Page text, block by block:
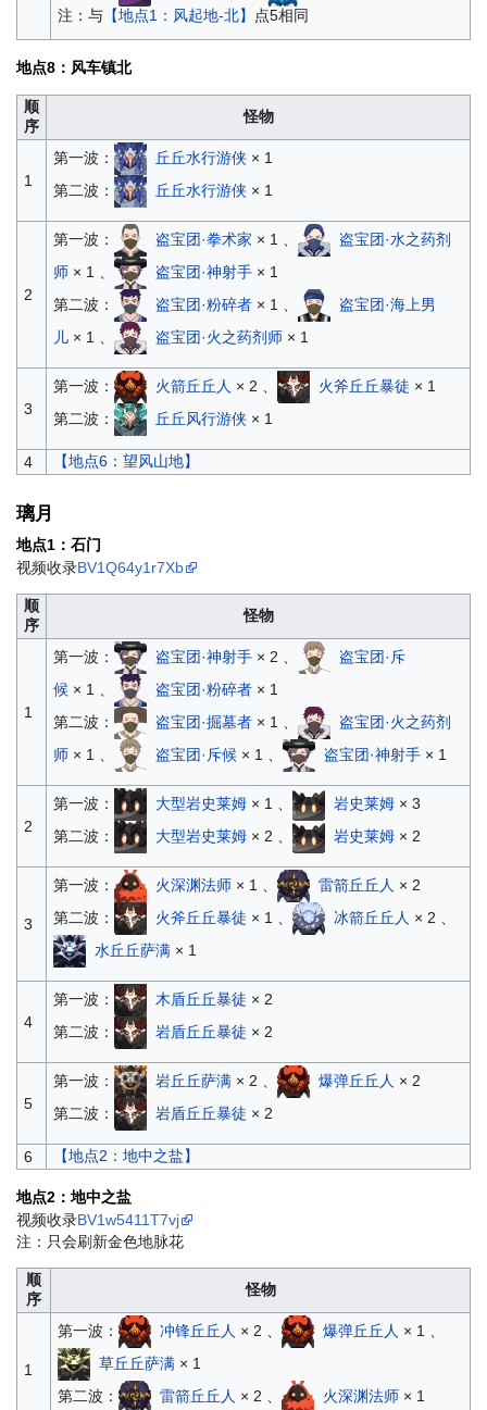
注：与【地点1：风起地-北】 点5相同
地点8：风车镇北
顺
序
怪物
1
第一波： 丘丘水行游侠× 1
第二波：
丘丘水行游侠× 1
2
第一波： 盗宝团·拳术家 × 1 、
盗宝团·水之药剂
师× 1 、 盗宝团·神射手× 1
第二波：
盗宝团·粉碎者× 1 、
盗宝团·海上男
儿× 1 、 盗宝团·火之药剂师× 1
3
第一波： 火箭丘丘人 × 2 、 火斧丘丘暴徒 × 1
第二波：
丘丘风行游侠× 1
4 【地点6：望风山地】
璃月
地点1：石门
视频收录BV1Q64y1r7Xb
顺
序
怪物
1
第一波： 盗宝团·神射手× 2 、
盗宝团·斥
候× 1 、 盗宝团·粉碎者× 1
第二波：
盗宝团·掘墓者× 1 、
盗宝团·火之药剂
师× 1 、 盗宝团·斥候× 1 、 盗宝团·神射手× 1
2
第一波： 大型岩史莱姆× 1 、 岩史莱姆× 3
第二波：
大型岩史莱姆× 2 、 岩史莱姆× 2
3
第一波： 火深渊法师× 1 、 雷箭丘丘人 × 2
第二波：
火斧丘丘暴徒 × 1 、 冰箭丘丘人 × 2 、
水丘丘萨满× 1
4
第一波： 木盾丘丘暴徒 × 2
第二波：
岩盾丘丘暴徒 × 2
5
第一波： 岩丘丘萨满× 2 、 爆弹丘丘人 × 2
第二波：
岩盾丘丘暴徒 × 2
6 【地点2：地中之盐】
地点2：地中之盐
视频收录BV1w5411T7vj
注：只会刷新金色地脉花
顺
序
怪物
1
第一波： 冲锋丘丘人 × 2 、 爆弹丘丘人 × 1 、
草丘丘萨满× 1
第二波：
雷箭丘丘人 × 2 、 火深渊法师× 1